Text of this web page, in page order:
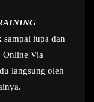
lupa dan
Online Via
langsung oleh